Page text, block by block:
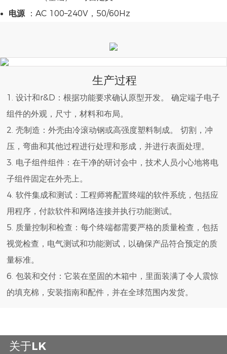
电源
：AC 100–240V，50/60Hz
生产过程
1. 设计和r&D：根据功能要求确认原型开发。 确定端子电子
组件的外观，尺寸，材料和布局。
2. 壳制造：外壳由冷滚动钢或高强度塑料制成。 切割，冲
压，弯曲和其他过程进行处理和形成，并进行表面处理。
3. 电子组件组件：在干净的研讨会中，技术人员小心地将电
子组件固定在外壳上。
4. 软件集成和测试：工程师将配置终端的软件系统，包括应
用程序，付款软件和网络连接并执行功能测试。
5. 质量控制和检查：每个终端都需要严格的质量检查，包括
视觉检查，电气测试和功能测试，以确保产品符合预定的质
量标准。
6. 包装和交付：它装在坚固的木箱中，里面装满了令人震惊
的填充棉，安装指南和配件，并在全球范围内发货。
关于LK